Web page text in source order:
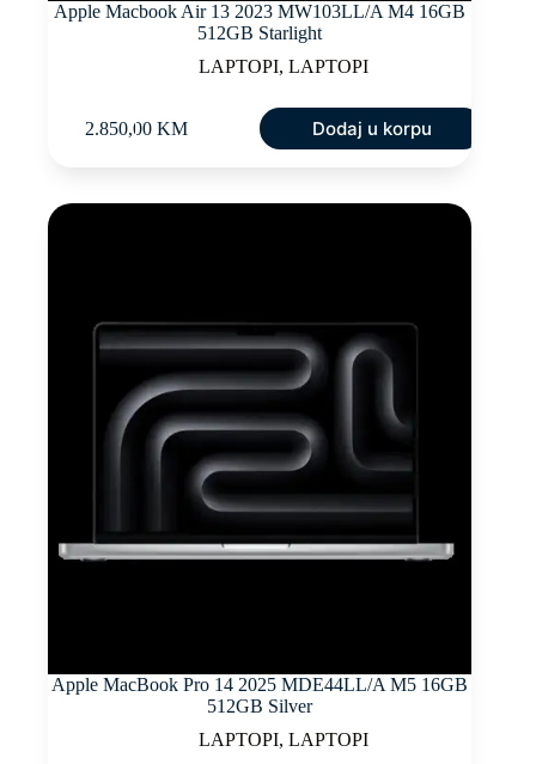
Apple Macbook Air 13 2023 MW103LL/A M4 16GB
512GB Starlight
LAPTOPI,LAPTOPI
2.850,00 KM Dodaj u korpu
Apple MacBook Pro 14 2025 MDE44LL/A M5 16GB
512GB Silver
LAPTOPI,LAPTOPI